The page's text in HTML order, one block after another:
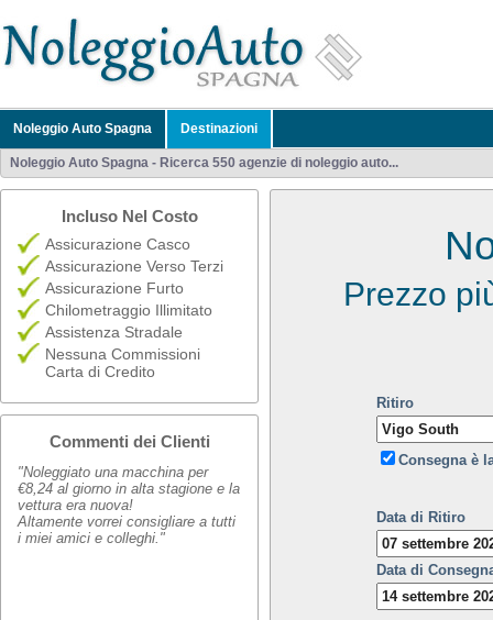
Noleggio Auto Spagna Destinazioni
Noleggio Auto Spagna - Ricerca 550 agenzie di noleggio auto...
Incluso Nel Costo
Assicurazione Casco
Assicurazione Verso Terzi
Assicurazione Furto
Chilometraggio Illimitato
Assistenza Stradale
Nessuna Commissioni
Carta di Credito
Commenti dei Clienti
"Noleggiato una macchina per
€8,24 al giorno in alta stagione e la
vettura era nuova!
Altamente vorrei consigliare a tutti
i miei amici e colleghi."
Prezzo
Ritiro
Consegna è
Data di Ritiro
Data di